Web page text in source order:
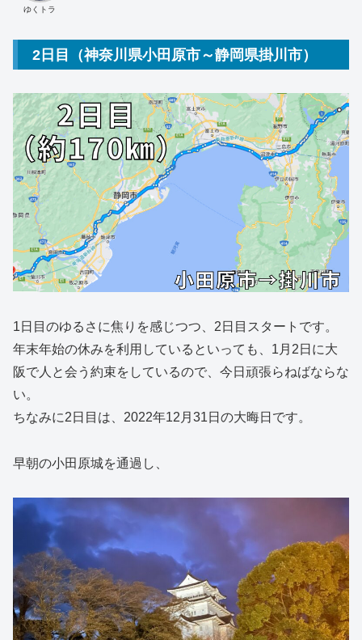
ゆくトラ
2日目（神奈川県小田原市～静岡県掛川市）
1日目のゆるさに焦りを感じつつ、2日目スタートです。
年末年始の休みを利用しているといっても、1月2日に大
阪で人と会う約束をしているので、今日頑張らねばならな
い。
ちなみに2日目は、2022年12月31日の大晦日です。
早朝の小田原城を通過し、